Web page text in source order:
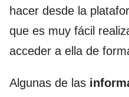
hacer desde la
que es muy fácil
acceder a ella de
Algunas de las